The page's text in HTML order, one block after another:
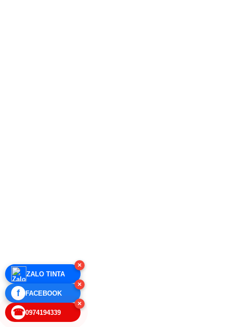
×
ZALO TINTA
×
f FACEBOOK
×
☎ 0974194339